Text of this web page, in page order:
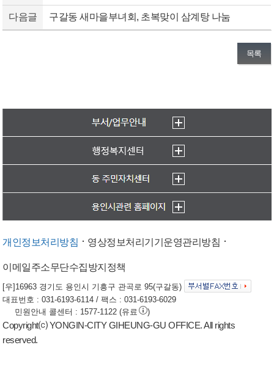
다음글 구갈동 새마을부녀회, 초복맞이 삼계탕 나눔
목록
개인정보처리방침 영상정보처리기기운영관리방침
이메일주소무단수집방지정책
[우]16963 경기도 용인시 기흥구 관곡로 95(구갈동)
대표번호 : 031-6193-6114 / 팩스 : 031-6193-6029
민원안내 콜센터 : 1577-1122 (유료
)
Copyright⒞ YONGIN-CITY GIHEUNG-GU OFFICE. All rights
reserved.